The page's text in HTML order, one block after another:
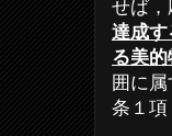
せば
達成
る美
囲に
条１